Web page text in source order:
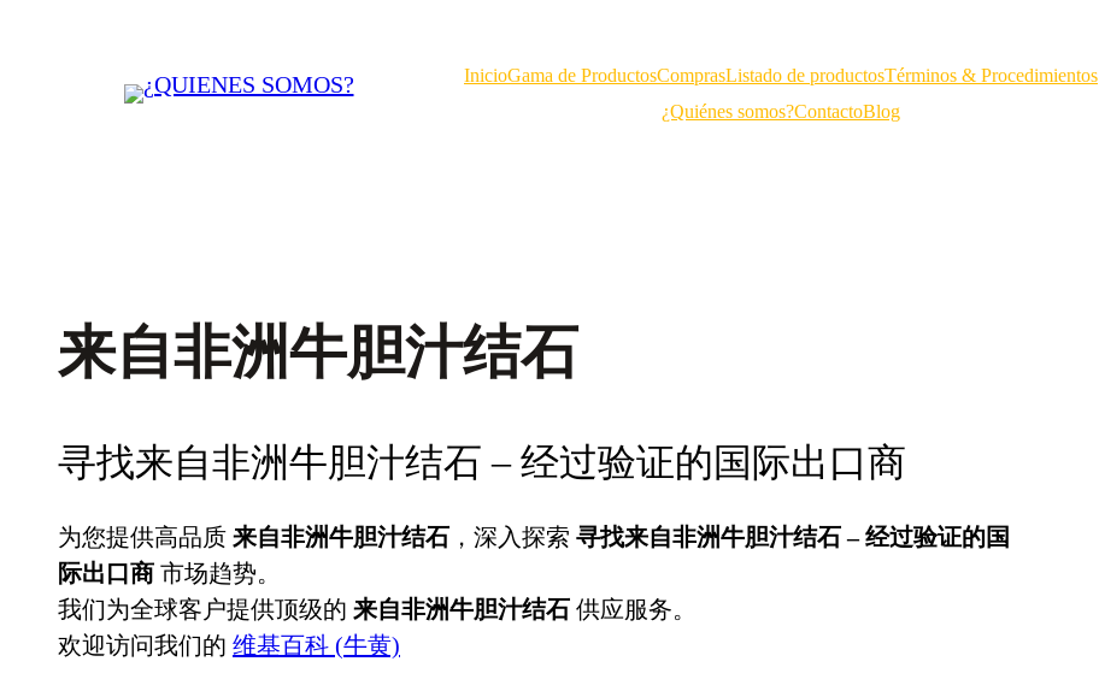
InicioGama de ProductosComprasListado de productosTérminos & Procedimientos
¿Quiénes somos?ContactoBlog
来自非洲牛胆汁结石
寻找来自非洲牛胆汁结石 – 经过验证的国际出口商
为您提供高品质 来自非洲牛胆汁结石 ，深入探索 寻找来自非洲牛胆汁结石 – 经过验证的国
际出口商 市场趋势。
我们为全球客户提供顶级的 来自非洲牛胆汁结石 供应服务。
欢迎访问我们的 维基百科 (牛黄)